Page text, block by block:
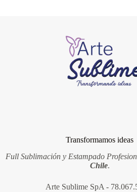
Transformamos ideas
Full Sublimación y Estampado
Chile.
Arte Sublime SpA -